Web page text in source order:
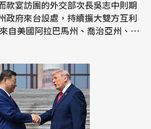
款宴訪團的外交部次長吳志中則期
政府來台設處，持續擴大雙方互利